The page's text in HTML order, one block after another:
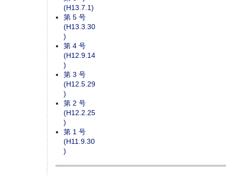
(H13.7.1)
第 5 号
(H13.3.30
)
第 4 号
(H12.9.14
)
第 3 号
(H12.5.29
)
第 2 号
(H12.2.25
)
第 1 号
(H11.9.30
)